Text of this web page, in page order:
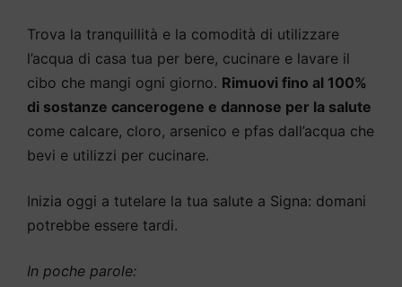
Trova la tranquillità e la comodità di utilizzare
l’acqua di casa tua per bere, cucinare e lavare il
cibo che mangi ogni giorno. Rimuovi fino al 100%
di sostanze cancerogene e dannose per la salute
come calcare, cloro, arsenico e pfas dall’acqua che
bevi e utilizzi per cucinare.
Inizia oggi a tutelare la tua salute a Signa: domani
potrebbe essere tardi.
In poche parole: